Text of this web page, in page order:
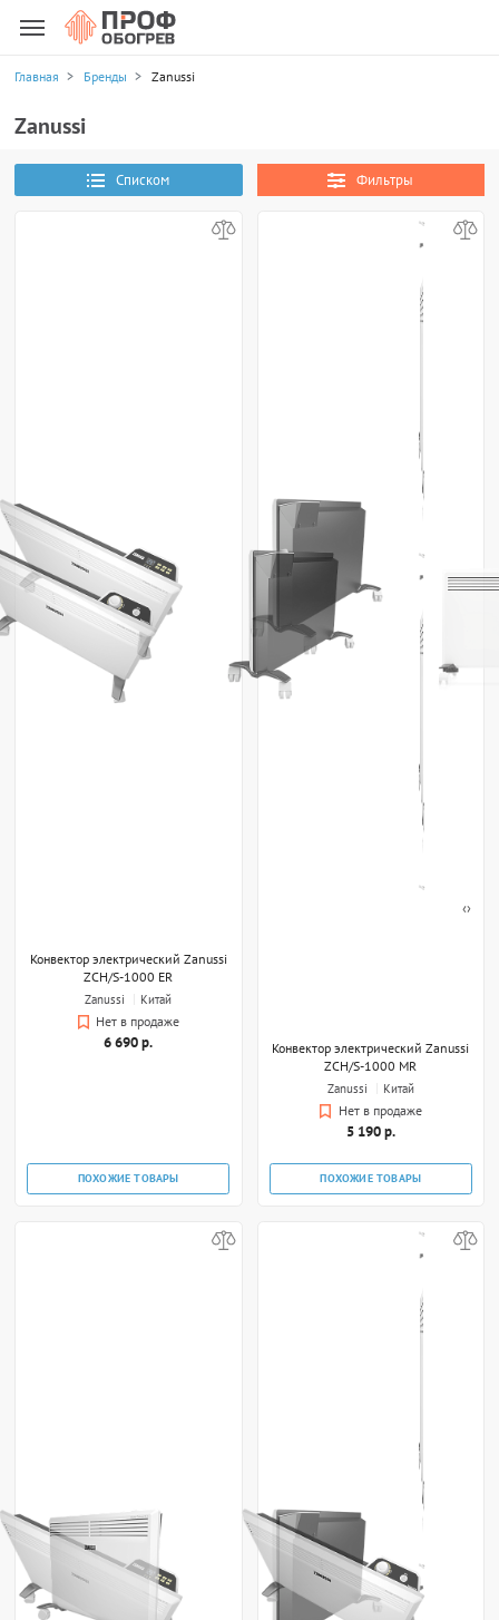
Главная Бренды Zanussi
Zanussi
Списком Фильтры
‹›
Конвектор электрический Zanussi
ZCH/S-1000 ER
Zanussi
Китай
Нет в продаже
6 690 р.
ПОХОЖИЕ ТОВАРЫ
Конвектор электрический Zanussi
ZCH/S-1000 MR
Zanussi
Китай
Нет в продаже
5 190 р.
ПОХОЖИЕ ТОВАРЫ